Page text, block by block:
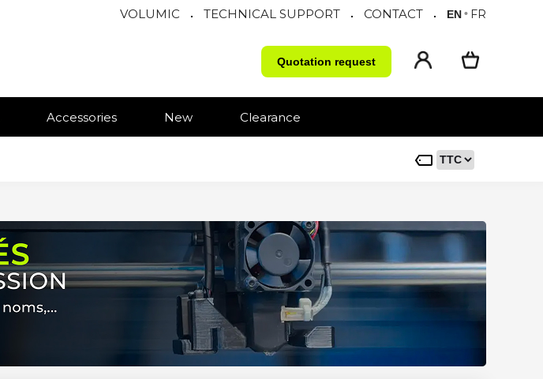
VOLUMIC . TECHNICAL SUPPORT . CONTACT . EN• FR
Quotation request
Accessories New Clearance